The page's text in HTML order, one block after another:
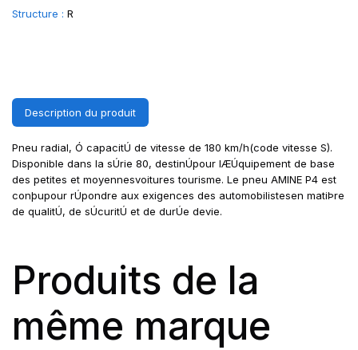
Structure : R
Description du produit
Pneu radial, Ó capacitÚ de vitesse de 180 km/h(code vitesse S).
Disponible dans la sÚrie 80, destinÚpour lÆÚquipement de base
des petites et moyennesvoitures tourisme. Le pneu AMINE P4 est
conþupour rÚpondre aux exigences des automobilistesen matiÞre
de qualitÚ, de sÚcuritÚ et de durÚe devie.
Produits de la
même marque